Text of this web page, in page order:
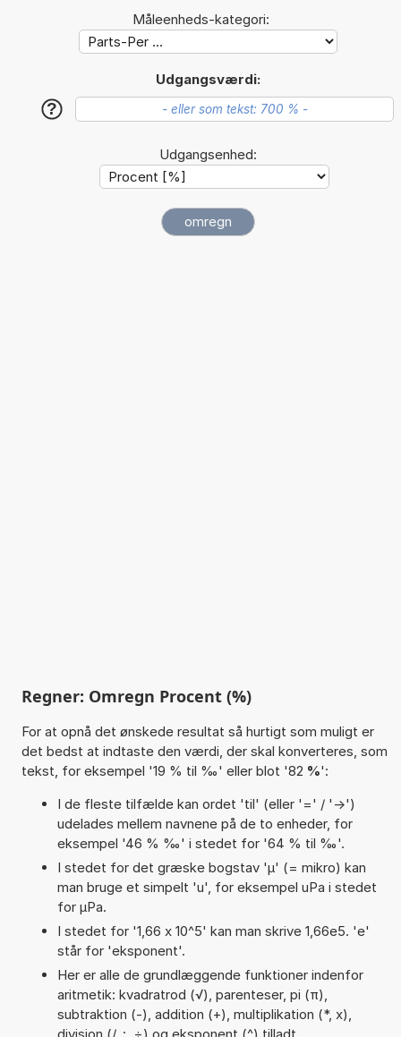
Måleenheds-kategori:
Udgangsværdi:
?
Udgangsenhed:
Regner: Omregn Procent (%)
For at opnå det ønskede resultat så hurtigt som muligt er
det bedst at indtaste den værdi, der skal konverteres, som
tekst, for eksempel '19 % til ‰' eller blot '82 %':
I de fleste tilfælde kan ordet 'til' (eller '=' / '->')
udelades mellem navnene på de to enheder, for
eksempel '46 % ‰' i stedet for '64 % til ‰'.
I stedet for det græske bogstav 'µ' (= mikro) kan
man bruge et simpelt 'u', for eksempel uPa i stedet
for µPa.
I stedet for '1,66 x 10^5' kan man skrive 1,66e5. 'e'
står for 'eksponent'.
Her er alle de grundlæggende funktioner indenfor
aritmetik: kvadratrod (√), parenteser, pi (π),
subtraktion (-), addition (+), multiplikation (*, x),
division (/, :, ÷) og eksponent (^) tilladt